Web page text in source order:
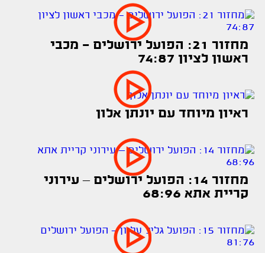
מחזור 21: הפועל ירושלים - מכבי
ראשון לציון 74:87
ראיון מיוחד עם יונתן אלון
מחזור 14: הפועל ירושלים – עירוני
קריית אתא 68:96